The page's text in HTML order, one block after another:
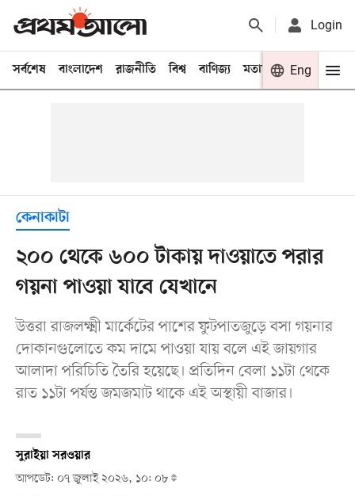
Login
সর্বশেষ বাংলাদেশ রাজনীতি বিশ্ব বাণিজ্য মতামত খেলা
Eng
কেনাকাটা
২০০ থেকে ৬০০ টাকায় দাওয়াতে পরার
গয়না পাওয়া যাবে যেখানে
উত্তরা রাজলক্ষ্মী মার্কেটের পাশের ফুটপাতজুড়ে বসা গয়নার
দোকানগুলোতে কম দামে পাওয়া যায় বলে এই জায়গার
আলাদা পরিচিতি তৈরি হয়েছে। প্রতিদিন বেলা ১১টা থেকে
রাত ১১টা পর্যন্ত জমজমাট থাকে এই অস্থায়ী বাজার।
সুরাইয়া সরওয়ার
আপডেট: ০৭ জুলাই ২০২৬, ১০: ০৮